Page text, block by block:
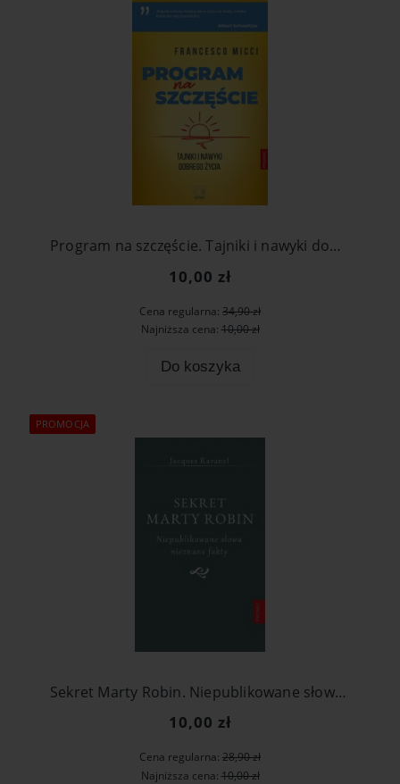
Program na szczęście. Tajniki i nawyki dobrego życia
10,00 zł
Cena regularna: 34,90 zł
Najniższa cena:10,00 zł
Do koszyka
Sekret Marty Robin. Niepublikowane słowa, nieznane fakty
10,00 zł
Cena regularna: 28,90 zł
Najniższa cena:10,00 zł
PROMOCJA